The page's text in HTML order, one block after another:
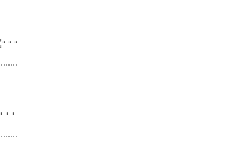
Khi nộp báo cáo hoạt động phái cử lao động (労働者派遣事業報告書), phải đính kèm bản thỏa thuận lao động (労使協定) theo Điều 30-4 của Luật Phái cử lao động .
労働者派遣事業報告書は「労使協定（派遣法30条の4）」の添付が必要です